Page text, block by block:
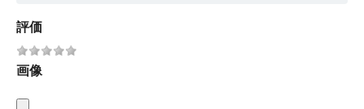
評価
画像